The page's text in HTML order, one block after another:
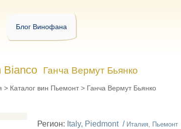
Блог Винофана
Bianco Ганча Вермут Бьянко
> Каталог вин Пьемонт >Ганча Вермут Бьянко
Регион: Italy, Piedmont / Италия, Пьемонт